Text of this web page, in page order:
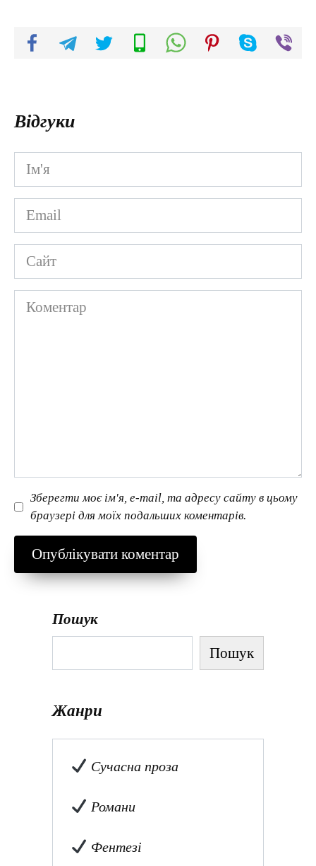
Відгуки
Ім'я
*
Email
*
Сайт
Коментар
Зберегти моє ім'я, e-mail, та адресу сайту в цьому
браузері для моїх подальших коментарів.
Пошук
Пошук
Жанри
Сучасна проза
Романи
Фентезі